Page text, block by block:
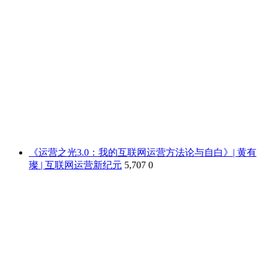
《运营之光3.0：我的互联网运营方法论与自白》| 黄有
璨 | 互联网运营新纪元 5,707 0